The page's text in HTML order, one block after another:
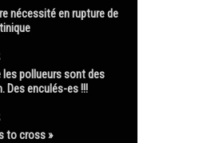
nécessité en rupture de
les pollueurs sont des
Des enculés-es !!!
to cross »